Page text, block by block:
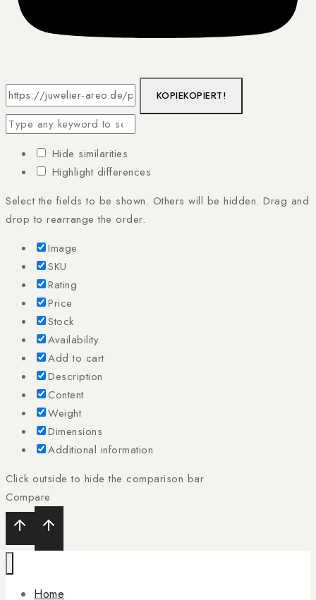
KOPIEKOPIERT!
Hide similarities
Highlight differences
Select the fields to be shown. Others will be hidden. Drag and
drop to rearrange the order.
Image
SKU
Rating
Price
Stock
Availability
Add to cart
Description
Content
Weight
Dimensions
Additional information
Click outside to hide the comparison bar
Compare
Home